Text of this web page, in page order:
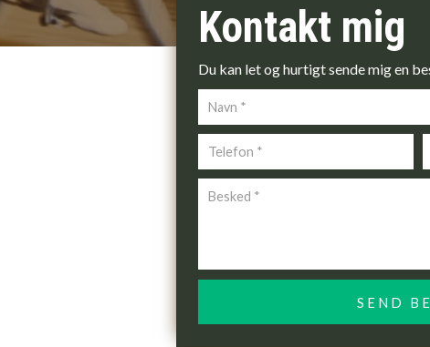
Kontakt mig
Du kan let og hurtigt sende mig en
Personlig
info